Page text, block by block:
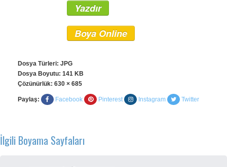
Yazdır
Boya Online
Dosya Türleri: JPG
Dosya Boyutu: 141 KB
Çözünürlük: 630 × 685
Paylaş: Facebook Pinterest Instagram Twitter
İlgili Boyama Sayfaları